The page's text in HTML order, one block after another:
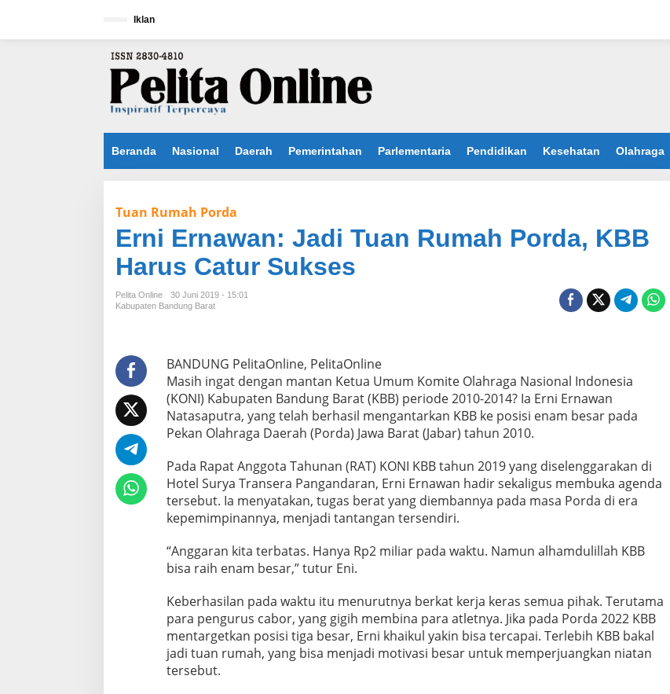
Iklan
Beranda Nasional Daerah Pemerintahan Parlementaria Pendidikan Kesehatan Olahraga
Tuan Rumah Porda
Erni Ernawan: Jadi Tuan Rumah Porda, KBB
Harus Catur Sukses
Pelita Online
30 Juni 2019 - 15:01
Kabupaten Bandung Barat
BANDUNG PelitaOnline, PelitaOnline
Masih ingat dengan mantan Ketua Umum Komite Olahraga Nasional Indonesia
(KONI) Kabupaten Bandung Barat (KBB) periode 2010-2014? Ia Erni Ernawan
Natasaputra, yang telah berhasil mengantarkan KBB ke posisi enam besar pada
Pekan Olahraga Daerah (Porda) Jawa Barat (Jabar) tahun 2010.
Pada Rapat Anggota Tahunan (RAT) KONI KBB tahun 2019 yang diselenggarakan di
Hotel Surya Transera Pangandaran, Erni Ernawan hadir sekaligus membuka agenda
tersebut. Ia menyatakan, tugas berat yang diembannya pada masa Porda di era
kepemimpinannya, menjadi tantangan tersendiri.
“Anggaran kita terbatas. Hanya Rp2 miliar pada waktu. Namun alhamdulillah KBB
bisa raih enam besar,” tutur Eni.
Keberhasilan pada waktu itu menurutnya berkat kerja keras semua pihak. Terutama
para pengurus cabor, yang gigih membina para atletnya. Jika pada Porda 2022 KBB
mentargetkan posisi tiga besar, Erni khaikul yakin bisa tercapai. Terlebih KBB bakal
jadi tuan rumah, yang bisa menjadi motivasi besar untuk memperjuangkan niatan
tersebut.